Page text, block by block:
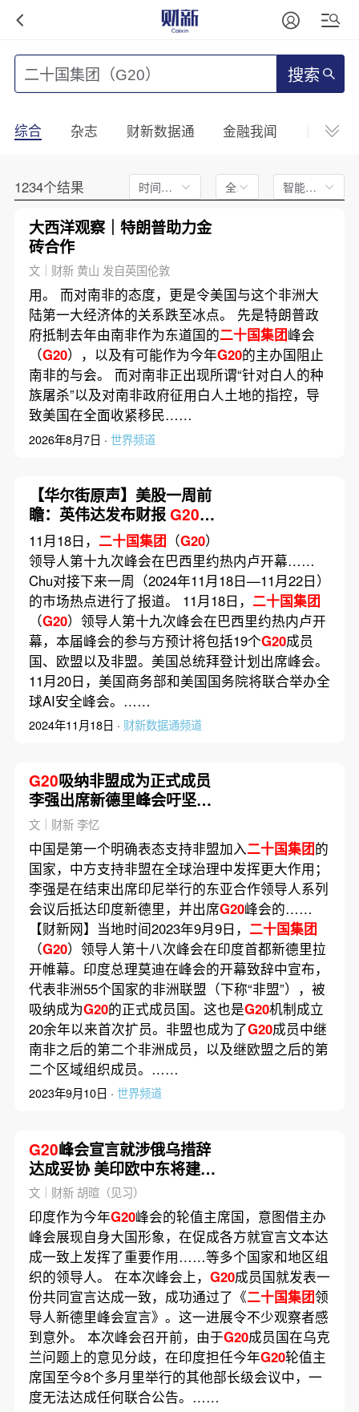
搜索
综合 杂志 财新数据通 金融我闻 财新
1234个结果 时间不限 全文 智能排序
大西洋观察｜特朗普助力金
砖合作
文｜财新 黄山 发自英国伦敦
用。 而对南非的态度，更是令美国与这个非洲大
陆第一大经济体的关系跌至冰点。 先是特朗普政
府抵制去年由南非作为东道国的二十国集团峰会
（G20），以及有可能作为今年G20的主办国阻止
南非的与会。 而对南非正出现所谓“针对白人的种
族屠杀”以及对南非政府征用白人土地的指控，导
致美国在全面收紧移民……
2026年8月7日 · 世界频道
【华尔街原声】美股一周前
瞻：英伟达发布财报G20峰
会开幕
11月18日， 二十国集团 （G20）
领导人第十九次峰会在巴西里约热内卢开幕……
Chu对接下来一周（2024年11月18日—11月22日）
的市场热点进行了报道。 11月18日， 二十国集团
（G20）领导人第十九次峰会在巴西里约热内卢开
幕，本届峰会的参与方预计将包括19个G20成员
国、欧盟以及非盟。美国总统拜登计划出席峰会。
11月20日，美国商务部和美国国务院将联合举办全
球AI安全峰会。……
2024年11月18日 · 财新数据通频道
G20吸纳非盟成为正式成员
李强出席新德里峰会吁坚守
团结合作初心
文｜财新 李忆
中国是第一个明确表态支持非盟加入二十国集团的
国家，中方支持非盟在全球治理中发挥更大作用；
李强是在结束出席印尼举行的东亚合作领导人系列
会议后抵达印度新德里，并出席G20峰会的……
【财新网】当地时间2023年9月9日， 二十国集团
（G20）领导人第十八次峰会在印度首都新德里拉
开帷幕。印度总理莫迪在峰会的开幕致辞中宣布，
代表非洲55个国家的非洲联盟（下称“非盟”），被
吸纳成为G20的正式成员国。这也是G20机制成立
20余年以来首次扩员。非盟也成为了G20成员中继
南非之后的第二个非洲成员，以及继欧盟之后的第
二个区域组织成员。……
2023年9月10日 · 世界频道
G20峰会宣言就涉俄乌措辞
达成妥协 美印欧中东将建经
济走廊加强联通
文｜财新 胡暄（见习）
印度作为今年G20峰会的轮值主席国，意图借主办
峰会展现自身大国形象，在促成各方就宣言文本达
成一致上发挥了重要作用……等多个国家和地区组
织的领导人。 在本次峰会上， G20成员国就发表一
份共同宣言达成一致，成功通过了《二十国集团领
导人新德里峰会宣言》。这一进展令不少观察者感
到意外。 本次峰会召开前，由于G20成员国在乌克
兰问题上的意见分歧，在印度担任今年G20轮值主
席国至今8个多月里举行的其他部长级会议中，一
度无法达成任何联合公告。……